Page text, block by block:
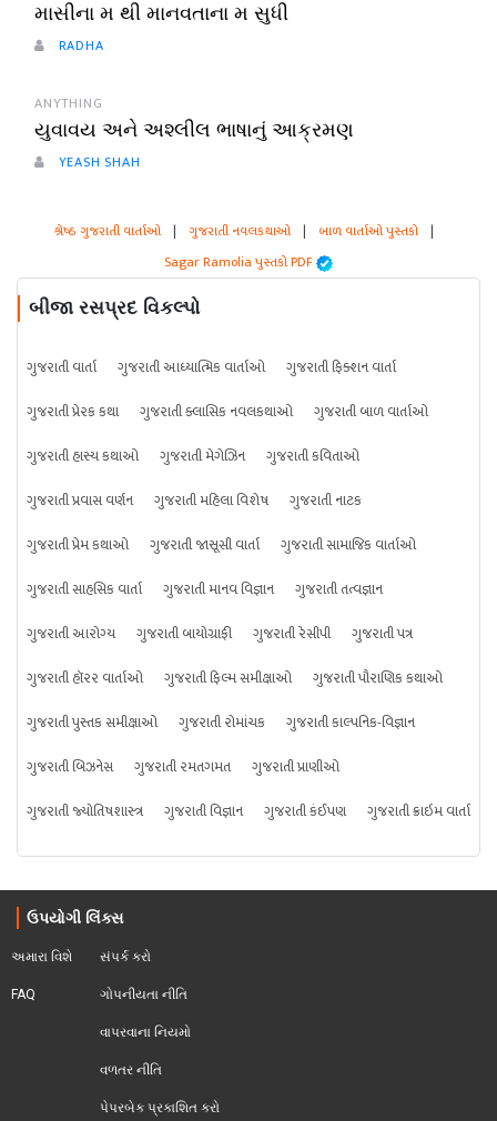
માસીના મ થી માનવતાના મ સુધી
RADHA
ANYTHING
યુવાવય અને અશ્લીલ ભાષાનું આક્રમણ
YEASH SHAH
શ્રેષ્ઠ ગુજરાતી વાર્તાઓ | ગુજરાતી નવલકથાઓ | બાળ વાર્તાઓ પુસ્તકો |
Sagar Ramolia પુસ્તકો PDF
બીજા રસપ્રદ વિકલ્પો
ગુજરાતી વાર્તા ગુજરાતી આધ્યાત્મિક વાર્તાઓ
ગુજરાતી ફિક્શન વાર્તા
ગુજરાતી પ્રેરક કથા
ગુજરાતી ક્લાસિક નવલકથાઓ
ગુજરાતી બાળ વાર્તાઓ
ગુજરાતી હાસ્ય કથાઓ
ગુજરાતી મેગેઝિન
ગુજરાતી કવિતાઓ
ગુજરાતી પ્રવાસ વર્ણન
ગુજરાતી મહિલા વિશેષ
ગુજરાતી નાટક
ગુજરાતી પ્રેમ કથાઓ
ગુજરાતી જાસૂસી વાર્તા
ગુજરાતી સામાજિક વાર્તાઓ
ગુજરાતી સાહસિક વાર્તા
ગુજરાતી માનવ વિજ્ઞાન
ગુજરાતી તત્વજ્ઞાન
ગુજરાતી આરોગ્ય
ગુજરાતી બાયોગ્રાફી ગુજરાતી રેસીપી
ગુજરાતી પત્ર
ગુજરાતી હૉરર વાર્તાઓ
ગુજરાતી ફિલ્મ સમીક્ષાઓ
ગુજરાતી પૌરાણિક કથાઓ
ગુજરાતી પુસ્તક સમીક્ષાઓ
ગુજરાતી રોમાંચક
ગુજરાતી કાલ્પનિક-વિજ્ઞાન
ગુજરાતી બિઝનેસ
ગુજરાતી રમતગમત
ગુજરાતી પ્રાણીઓ
ગુજરાતી જ્યોતિષશાસ્ત્ર
ગુજરાતી વિજ્ઞાન ગુજરાતી કંઈપણ ગુજરાતી ક્રાઇમ વાર્તા
ઉપયોગી લિંક્સ
અમારા વિશે
FAQ
સંપર્ક કરો
ગોપનીયતા નીતિ
વાપરવાના નિયમો
વળતર નીતિ
પેપરબેક પ્રકાશિત કરો